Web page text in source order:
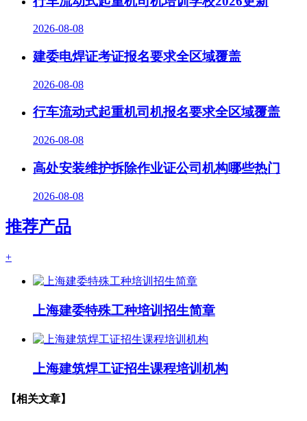
2026-08-08
建委电焊证考证报名要求全区域覆盖
2026-08-08
行车流动式起重机司机报名要求全区域覆盖
2026-08-08
高处安装维护拆除作业证公司机构哪些热门
2026-08-08
推荐产品
+
上海建委特殊工种培训招生简章
上海建筑焊工证招生课程培训机构
【相关文章】